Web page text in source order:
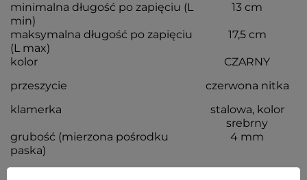
minimalna długość po zapięciu (L
min)
13 cm
maksymalna długość po zapięciu
(L max)
17,5 cm
kolor
CZARNY
przeszycie
czerwona nitka
klamerka
stalowa, kolor
srebrny
grubość (mierzona pośrodku
paska)
4 mm